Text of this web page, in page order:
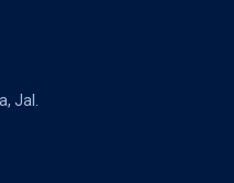
Jal.